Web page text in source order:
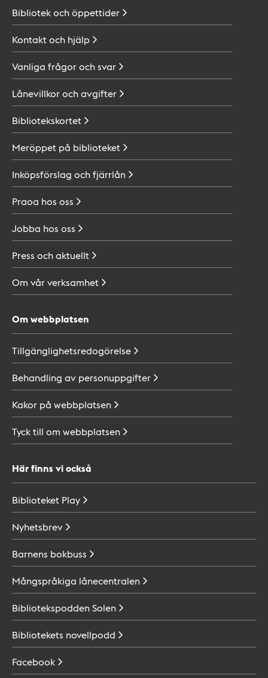
Bibliotek ochöppettider
Kontakt och hjälp
Vanliga frågor ochsvar
Lånevillkor ochavgifter
Bibliotekskortet
Meröppet på biblioteket
Inköpsförslag ochfjärrlån
Praoa hos oss
Jobba hos oss
Press ochaktuellt
Om vårverksamhet
Om webbplatsen
Tillgänglighetsredogörelse
Behandling av personuppgifter
Kakor på webbplatsen
Tyck till om webbplatsen
Här finns vi också
Biblioteket Play
Nyhetsbrev
Barnens bokbuss
Mångspråkiga lånecentralen
BibliotekspoddenSolen
Bibliotekets novellpodd
Facebook